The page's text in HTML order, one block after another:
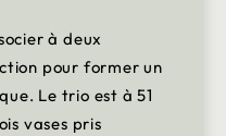
à deux
pour former un
Le trio est à 51
vases pris